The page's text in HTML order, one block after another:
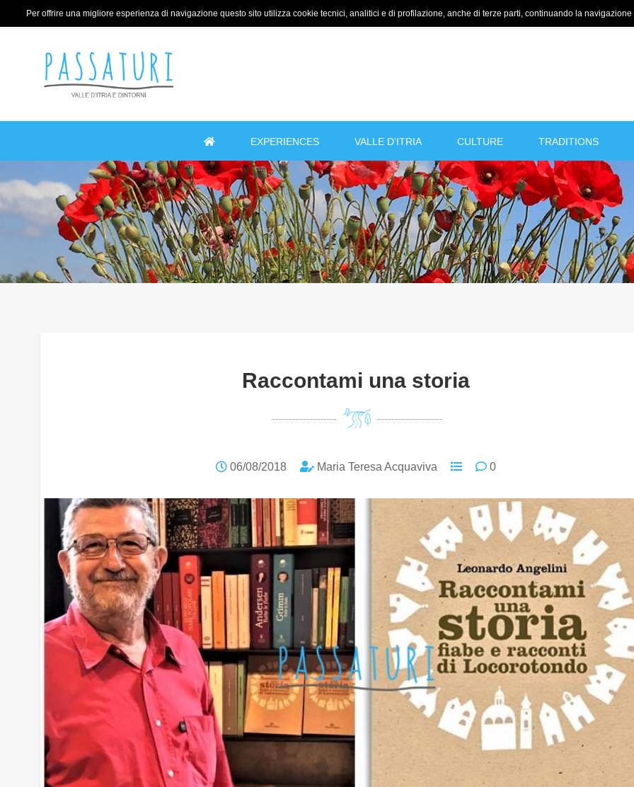
Per offrire una migliore esperienza di navigazione questo sito utilizza cookie tecnici, analitici e di profilazione, anche di terze parti, continuando la
EXPERIENCES VALLE D'ITRIA CULTURE TRADITIONS
Raccontami una storia
06/08/2018 Maria Teresa Acquaviva 0